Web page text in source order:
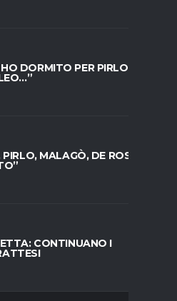
DORMITO PER PIRLO.
MALAGÒ, DE ROSSI E
CONTINUANO I